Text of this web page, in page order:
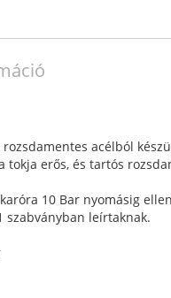
acélból
tokja erős, és tartós
10 Bar nyomásig
szabványban leírtaknak.